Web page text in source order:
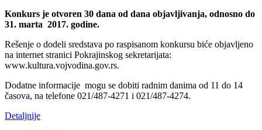
Konkurs je otvoren 30 dana od dana objavljivanja, odnosno do
31. marta 2017. godine.
Rešenje o dodeli sredstava po raspisanom konkursu biće objavljeno
na internet stranici Pokrajinskog sekretarijata:
www.kultura.vojvodina.gov.rs.
Dodatne informacije mogu se dobiti radnim danima od 11 do 14
časova, na telefone 021/487-4271 i 021/487-4274.
Detaljnije